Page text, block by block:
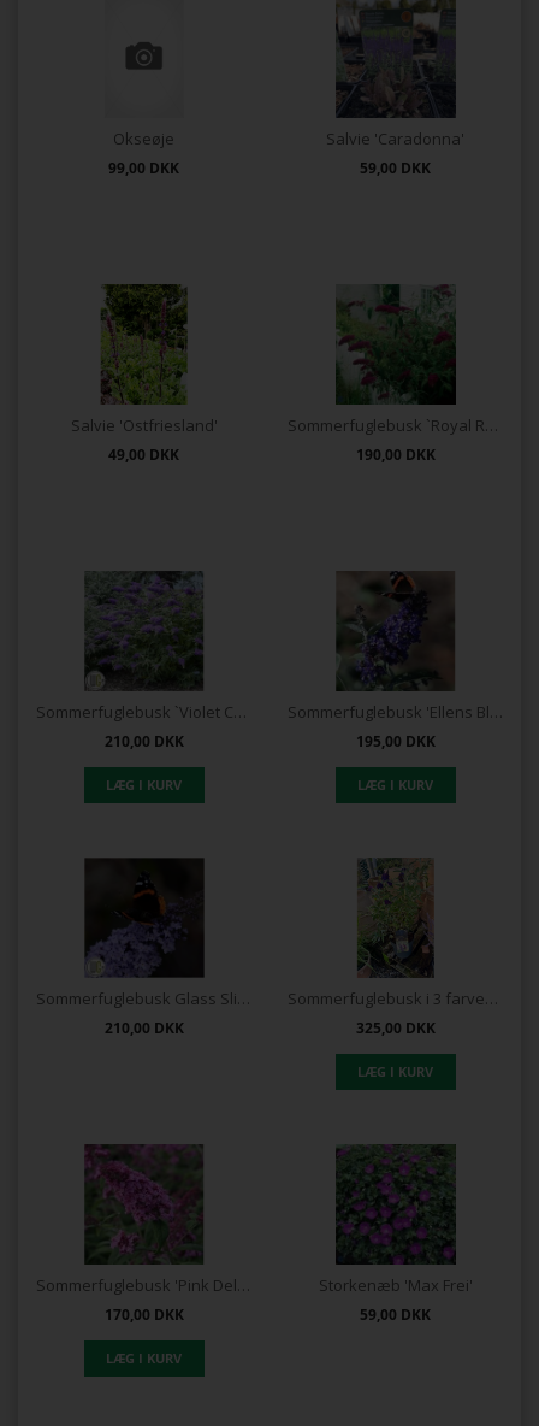
Okseøje
99,00 DKK
Salvie 'Caradonna'
59,00 DKK
Salvie 'Ostfriesland'
49,00 DKK
Sommerfuglebusk `Royal Red`
190,00 DKK
Sommerfuglebusk `Violet Cascade`
210,00 DKK
Sommerfuglebusk 'Ellens Blue'
195,00 DKK
Sommerfuglebusk Glass Slippers ®
210,00 DKK
Sommerfuglebusk i 3 farver Buzz trio
325,00 DKK
Sommerfuglebusk 'Pink Delight'
170,00 DKK
Storkenæb 'Max Frei'
59,00 DKK